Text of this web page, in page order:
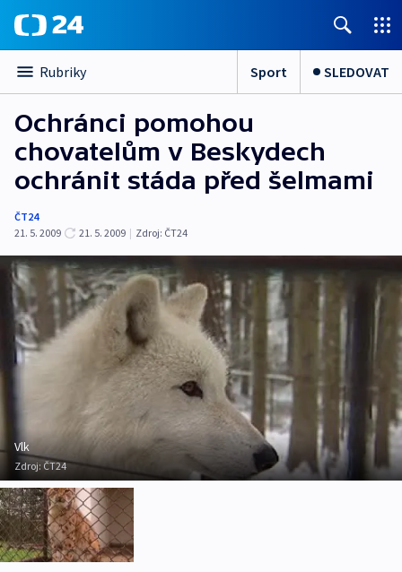
Rubriky Sport SLEDOVAT
Ochránci pomohou
chovatelům v Beskydech
ochránit stáda před šelmami
ČT24
21. 5. 2009
21. 5. 2009 | Zdroj: ČT24
Vlk
Zdroj:ČT24